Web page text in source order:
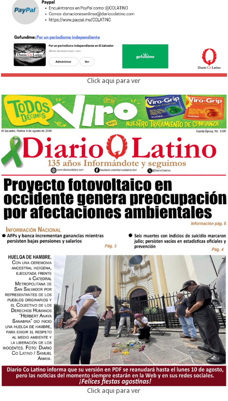
Click aqui para ver
Click aqui para ver